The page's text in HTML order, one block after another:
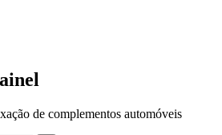
de complementos automóveis